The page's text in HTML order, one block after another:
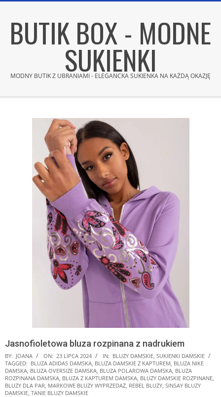
contentBUTIK BOX - MODNE
SUKIENKI
MODNY BUTIK Z UBRANIAMI - ELEGANCKA SUKIENKA NA KAŻDĄ OKAZJĘ
Jasnofioletowa bluza rozpinana z nadrukiem
BY: JOANA ON: 23 LIPCA 2024 IN: BLUZY DAMSKIE SUKIENKI DAMSKIE
TAGGED: BLUZA ADIDAS DAMSKA BLUZA DAMSKIE Z KAPTUREM BLUZA NIKE
DAMSKA BLUZA OVERSIZE DAMSKA BLUZA POLAROWA DAMSKA BLUZA
ROZPINANA DAMSKA BLUZA Z KAPTUREM DAMSKA BLUZY DAMSKIE ROZPINANE
BLUZY DLA PAR MARKOWE BLUZY WYPRZEDAŻ REBEL BLUZY SINSAY BLUZY
DAMSKIE TANIE BLUZY DAMSKIE